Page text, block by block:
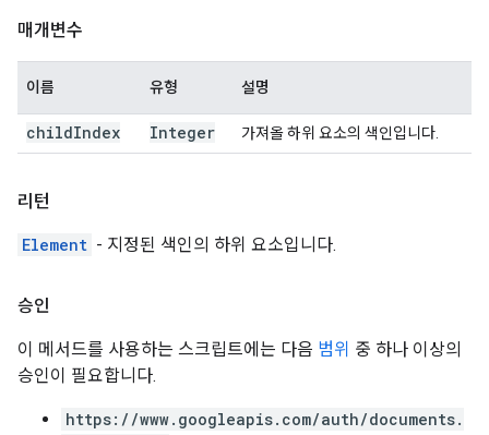
매개변수
이름 유형 설명
childIndex Integer 가져올 하위 요소의 색인입니다.
리턴
Element - 지정된 색인의 하위 요소입니다.
승인
이 메서드를 사용하는 스크립트에는 다음 범위 중 하나 이상의
승인이 필요합니다.
https://www.googleapis.com/auth/documents.